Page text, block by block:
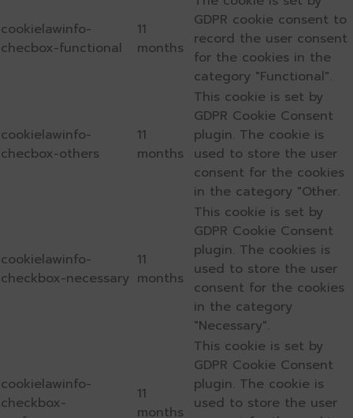
cookielawinfo-
checbox-functional
11
months
GDPR cookie consent to
record the user consent
for the cookies in the
category "Functional".
cookielawinfo-
checbox-others
11
months
This cookie is set by
GDPR Cookie Consent
plugin. The cookie is
used to store the user
consent for the cookies
in the category "Other.
cookielawinfo-
checkbox-necessary
11
months
This cookie is set by
GDPR Cookie Consent
plugin. The cookies is
used to store the user
consent for the cookies
in the category
"Necessary".
cookielawinfo-
checkbox-
11
months
This cookie is set by
GDPR Cookie Consent
plugin. The cookie is
used to store the user